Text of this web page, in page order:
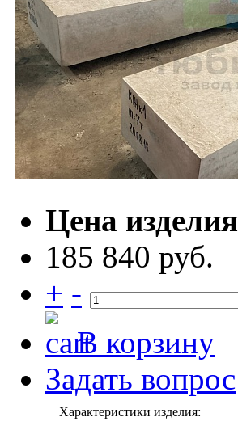
Цена изделия
185 840 руб.
+ -
В корзину
Задать вопрос
Характеристики изделия: